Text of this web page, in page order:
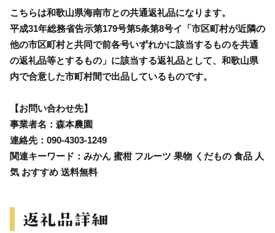
こちらは和歌山県海南市との共通返礼品になります。
平成31年総務省告示第179号第5条第8号イ「市区町村が近隣の
他の市区町村と共同で前各号いずれかに該当するものを共通
の返礼品等とするもの」に該当する返礼品として、和歌山県
内で合意した市町村間で出品しているものです。
【お問い合わせ先】
事業者名：森本農園
連絡先：090-4303-1249
関連キーワード：みかん 蜜柑 フルーツ 果物 くだもの 食品 人
気 おすすめ 送料無料